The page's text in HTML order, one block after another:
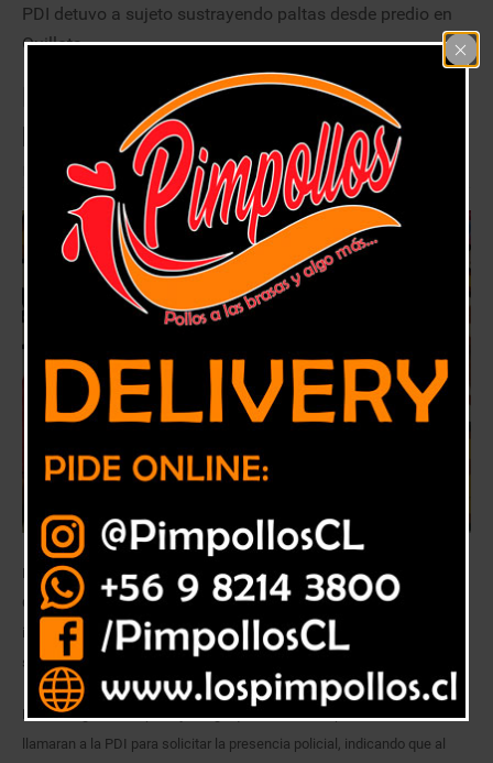
PDI detuvo a sujeto sustrayendo paltas desde predio en
Quillota
PDI detuvo a sujeto sustrayendo
paltas desde predio en Quillota
18 abril, 2020 Quillota
Detectives pertenecientes a la Brigada de Investigación Criminal
Quillota de la Policía de Investigaciones de Chile, detuvieron a un sujeto
identificado con las iniciales V.A.A.Y. por el delito de robo, tras ser
sorprendido al interior de una importadora sustrayendo paltas.
La investigación se produjo luego que desde la empresa afectada
llamaran a la PDI para solicitar la presencia policial, indicando que al